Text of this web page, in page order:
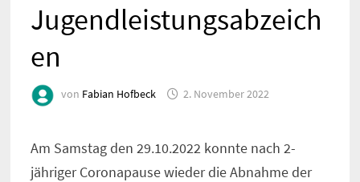
Jugendleistungsabzeich
en
von Fabian Hofbeck 2. November 2022
Am Samstag den 29.10.2022 konnte nach 2-
jähriger Coronapause wieder die Abnahme der